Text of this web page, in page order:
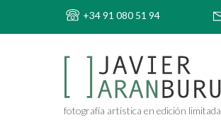
+34 91 080 51 94
fotografía artística en edición limitada